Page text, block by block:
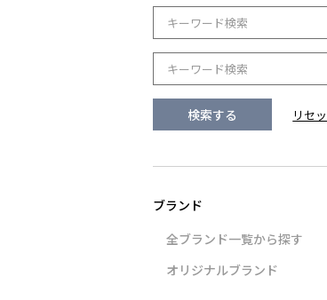
全ブランド一覧から探す
オリジナルブランド